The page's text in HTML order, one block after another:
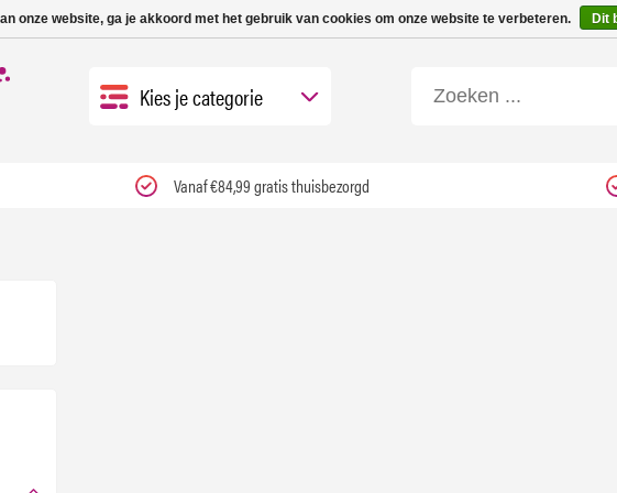
Nieuwe levertijd: 1 tot 3 werkdagen | Nu 25% korting op gehele assortiment Carfume met
Kies je categorie
Vanaf €84,99 gratis thuisbezorgd
onze website, ga je akkoord met het gebruik van cookies om onze website te verbeteren. Dit